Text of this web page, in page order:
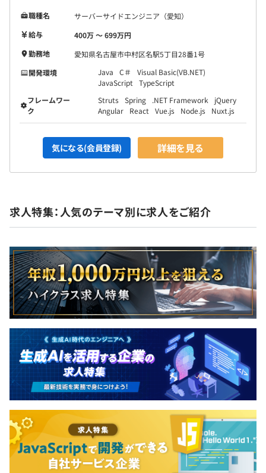
職種名
サーバーサイドエンジニア（愛知）
給与
400万 〜 699万円
勤務地
愛知県名古屋市中村区名駅5丁目28番1号
開発環境
Java C＃
Visual Basic(VB.NET)
JavaScript
TypeScript
フレームワー
ク
Struts Spring .NET Framework
jQuery
Angular
React Vue.js Node.js Nuxt.js
気になる(会員登録) 詳細を見る
求人特集：人気のテーマ別に求人をご紹介